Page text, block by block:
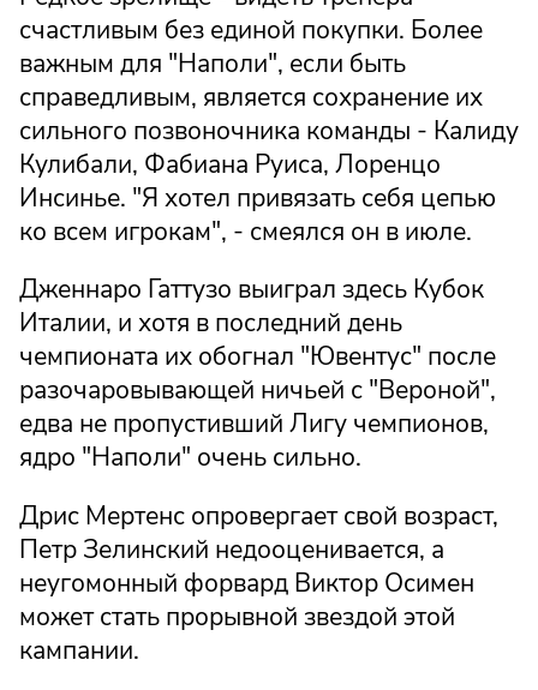
счастливым без единой покупки. Более
важным для "Наполи", если быть
справедливым, является сохранение их
сильного позвоночника команды - Калиду
Кулибали, Фабиана Руиса, Лоренцо
Инсинье. "Я хотел привязать себя цепью
ко всем игрокам", - смеялся он в июле.
Дженнаро Гаттузо выиграл здесь Кубок
Италии, и хотя в последний день
чемпионата их обогнал "Ювентус" после
разочаровывающей ничьей с "Вероной",
едва не пропустивший Лигу чемпионов,
ядро "Наполи" очень сильно.
Дрис Мертенс опровергает свой возраст,
Петр Зелинский недооценивается, а
неугомонный форвард Виктор Осимен
может стать прорывной звездой этой
кампании.